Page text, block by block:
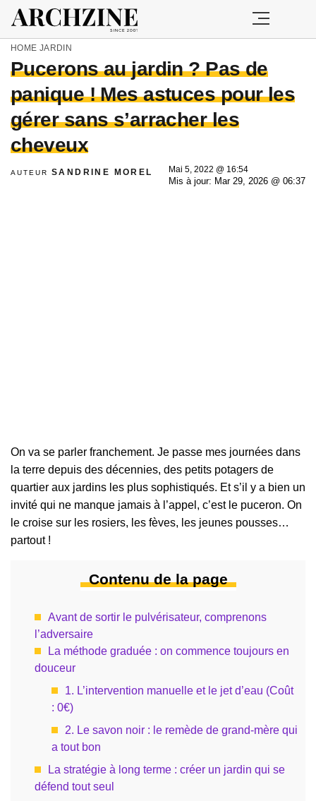
HOME JARDIN
Pucerons au jardin ? Pas de
panique ! Mes astuces pour les
gérer sans s’arracher les
cheveux
AUTEUR SANDRINE MOREL
Mai 5, 2022 @ 16:54
Mis à jour: Mar 29, 2026 @ 06:37
On va se parler franchement. Je passe mes journées dans
la terre depuis des décennies, des petits potagers de
quartier aux jardins les plus sophistiqués. Et s’il y a bien un
invité qui ne manque jamais à l’appel, c’est le puceron. On
le croise sur les rosiers, les fèves, les jeunes pousses…
partout !
Contenu de la page
Avant de sortir le pulvérisateur, comprenons
l’adversaire
La méthode graduée : on commence toujours en
douceur
1. L’intervention manuelle et le jet d’eau (Coût
: 0€)
2. Le savon noir : le remède de grand-mère qui
a tout bon
La stratégie à long terme : créer un jardin qui se
défend tout seul